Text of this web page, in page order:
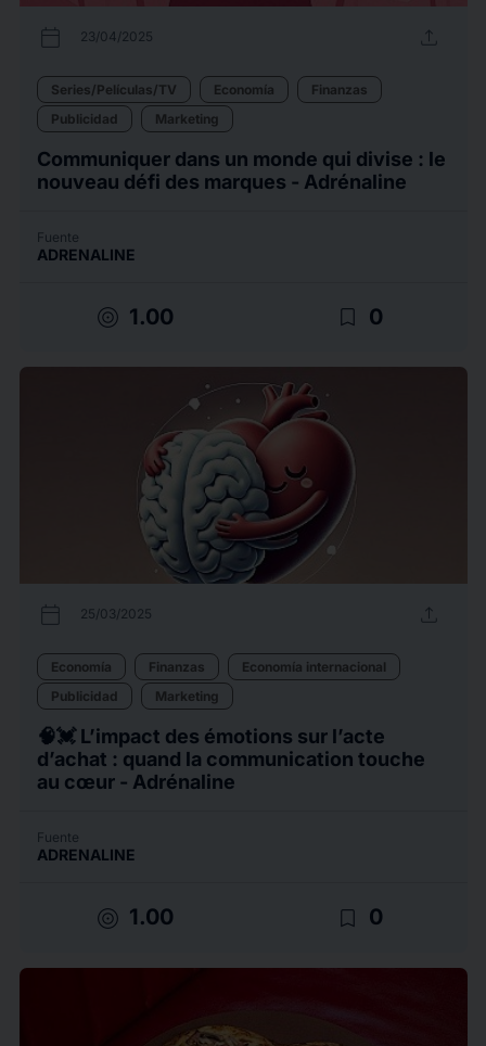
calendar_today 23/04/2025 upload
Series/Películas/TV Economía
Finanzas
Publicidad
Marketing
Communiquer dans un monde qui divise : le
nouveau défi des marques - Adrénaline
Fuente
ADRENALINE
target 1.00 bookmark_border 0
calendar_today 25/03/2025 upload
Economía Finanzas
Economía internacional
Publicidad
Marketing
🧠💓 L’impact des émotions sur l’acte
d’achat : quand la communication touche
au cœur - Adrénaline
Fuente
ADRENALINE
target 1.00 bookmark_border 0